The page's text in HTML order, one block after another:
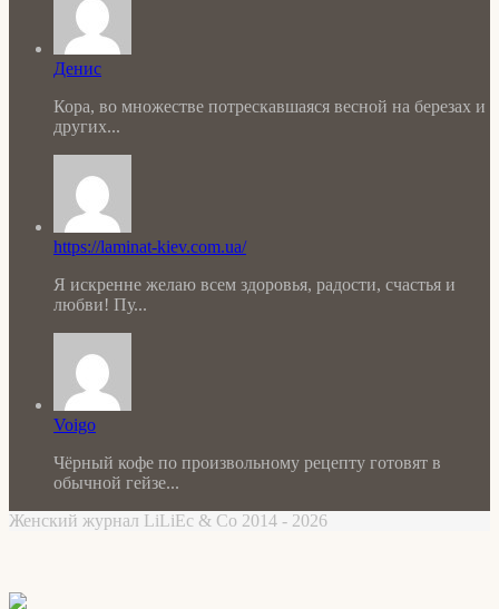
Денис
Кора, во множестве потрескавшаяся весной на березах и
других...
https://laminat-kiev.com.ua/
Я искренне желаю всем здоровья, радости, счастья и
любви! Пу...
Voigo
Чёрный кофе по произвольному рецепту готовят в
обычной гейзе...
Женский журнал LiLiEc & Co 2014 - 2026
button